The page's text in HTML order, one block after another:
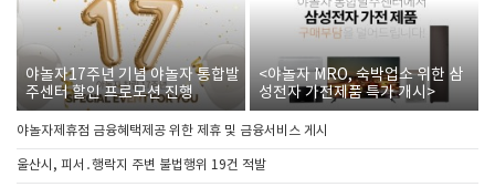
야놀자17주년 기념 야놀자 통합발
주센터 할인 프로모션 진행
<야놀자 MRO, 숙박업소 위한 삼
성전자 가전제품 특가 개시>
야놀자제휴점 금융혜택제공 위한 제휴 및 금융서비스 게시
울산시, 피서․행락지 주변 불법행위 19건 적발